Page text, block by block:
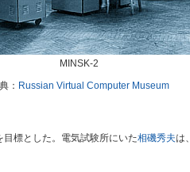
MINSK-2
： Russian Virtual Computer Museum
標とした。電気試験所にいた相磯秀夫は、